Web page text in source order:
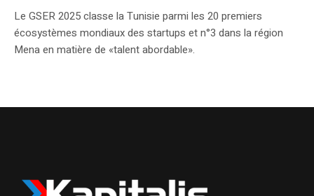
Le GSER 2025 classe la Tunisie parmi les 20 premiers
écosystèmes mondiaux des startups et n°3 dans la région
Mena en matière de «talent abordable».